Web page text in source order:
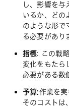
し、影響を与
いるか、どの
のような形で
る必要があり
指標: この戦
変化をもたら
必要がある数
予算:作業を実
そのコストは